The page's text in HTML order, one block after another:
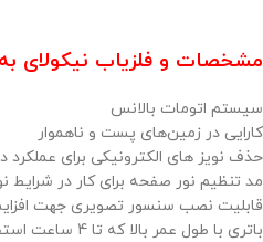
مشخصات و فلزیاب نیکولای
سیستم اتومات بالانس
کارایی در زمین‌های پست و ناهموار
حذف نویز های الکترونیکی برای عملکرد
مد تنظیم نور صفحه برای کار در شرایط
قابلیت نصب سنسور تصویری جهت
باتری با طول عمر بالا که تا 4 ساعت استفاده مداوم را فراهم می کند.